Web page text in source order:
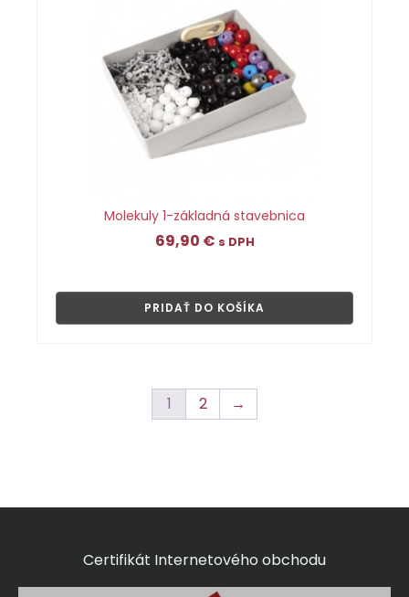
Molekuly 1-základná stavebnica
69,90 € s DPH
PRIDAŤ DO KOŠÍKA
1 2 →
Certifikát Internetového obchodu